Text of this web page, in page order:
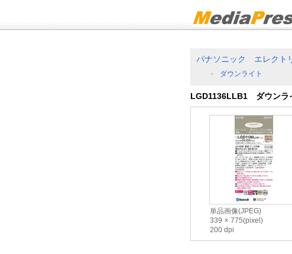
パナソニック エレクト
ダウンライト
LGD1136LLB1 ダウンラ
単品画像(JPEG)
339
775(pixel)
200 dpi